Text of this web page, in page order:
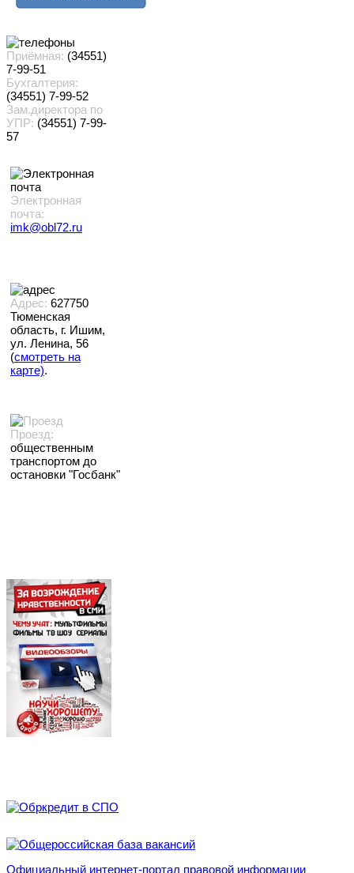
Приёмная: (34551)
7-99-51
Бухгалтерия:
(34551) 7-99-52
Зам.директора по
УПР: (34551) 7-99-
57
Электронная
почта:
imk@obl72.ru
Адрес: 627750
Тюменская
область, г. Ишим,
ул. Ленина, 56
(смотреть на
карте).
Проезд:
общественным
транспортом до
остановки "Госбанк"
Официальный интернет-портал правовой информации